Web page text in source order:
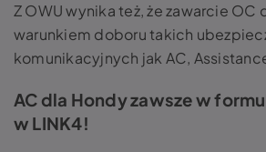
Z OWU wynika też, że zawarcie OC
warunkiem doboru takich
komunikacyjnych jak AC,
AC dla Hondy zawsze w
w LINK4!